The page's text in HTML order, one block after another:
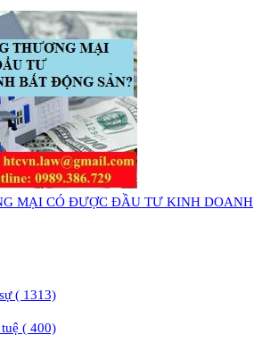
MẠI CÓ ĐƯỢC ĐẦU TƯ KINH DOANH
( 1313)
( 400)